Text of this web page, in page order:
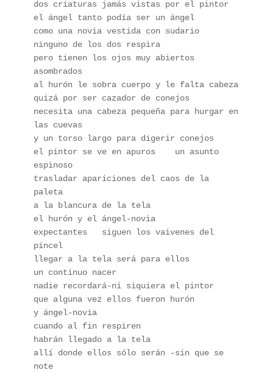
dos criaturas jamás vistas por el pintor
el ángel tanto podía ser un ángel
como una novia vestida con sudario
ninguno de los dos respira
pero tienen los ojos muy abiertos
asombrados
al hurón le sobra cuerpo y le falta cabeza
quizá por ser cazador de conejos
necesita una cabeza pequeña para hurgar en
las cuevas
y un torso largo para digerir conejos
el pintor se ve en apuros    un asunto
espinoso
trasladar apariciones del caos de la
paleta
a la blancura de la tela
el hurón y el ángel-novia
expectantes   siguen los vaivenes del
pincel
llegar a la tela será para ellos
un continuo nacer
nadie recordará-ni siquiera el pintor
que alguna vez ellos fueron hurón
y ángel-novia
cuando al fin respiren
habrán llegado a la tela
allí donde ellos sólo serán -sin que se
note